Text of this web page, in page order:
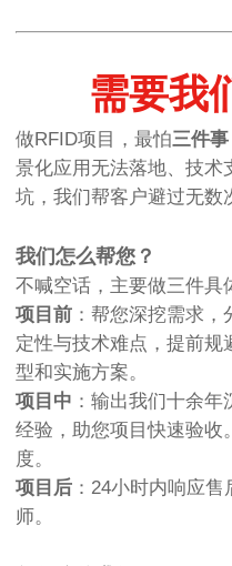
需要我
做RFID项目，最怕三件事
景化应用无法落地、技术
坑，我们帮客户避过无数
我们怎么帮您？
不喊空话，主要做三件具
项目前 ：帮您深挖需求
定性与技术难点，提前
型和实施方案。
项目中 ：输出我们十余年
经验，助您项目快速验收
度。
项目后 ：24小时内响应
师。